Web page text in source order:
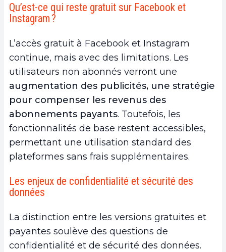
Qu’est-ce qui reste gratuit sur Facebook et
Instagram ?
L’accès gratuit à Facebook et Instagram
continue, mais avec des limitations. Les
utilisateurs non abonnés verront une
augmentation des publicités, une stratégie
pour compenser les revenus des
abonnements payants. Toutefois, les
fonctionnalités de base restent accessibles,
permettant une utilisation standard des
plateformes sans frais supplémentaires.
Les enjeux de confidentialité et sécurité des
données
La distinction entre les versions gratuites et
payantes soulève des questions de
confidentialité et de sécurité des données.